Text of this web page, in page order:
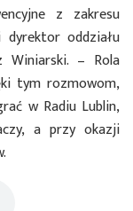
z zakresu
oddziału
Winiarski. – Rola
tym rozmowom,
w Radiu Lublin,
a przy okazji